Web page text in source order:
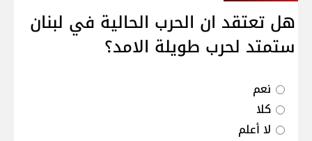
هل تعتقد ان الحرب الحالية في لبنان
ستمتد لحرب طويلة الامد؟
نعم
كلا
لا أعلم